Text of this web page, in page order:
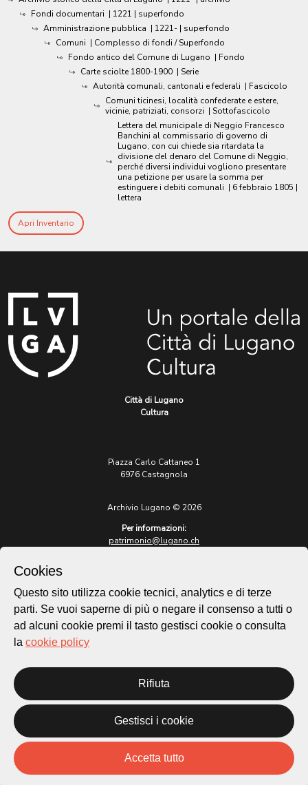
Fondi documentari | 1221 | superfondo
Amministrazione pubblica | 1221- | superfondo
Comuni | Complesso di fondi / Superfondo
Fondo antico del Comune di Lugano | Fondo
Carte sciolte 1800-1900 | Serie
Autorità comunali, cantonali e federali | Fascicolo
Comuni ticinesi, località confederate e estere,
vicinie, patriziati, consorzi | Sottofascicolo
Lettera del municipale di Neggio Francesco
Banchini al commissario di governo di
Lugano, con cui chiede sia ritardata la
divisione del denaro del Comune di Neggio,
perché diversi individui vogliono presentare
una petizione per usare la somma per
estinguere i debiti comunali | 6 febbraio 1805 |
lettera
Apri Inventario
Città di Lugano
Cultura
Piazza Carlo Cattaneo 1
6976 Castagnola
Archivio Lugano © 2026
Per informazioni:
patrimonio@lugano.ch
lugano.ch
Cookie policy
Homepage
Temi
Novità
Progetti
Cookies
Questo sito utilizza cookie tecnici, analytics e di terze
parti. Se vuoi saperne di più o negare il consenso a tutti o
ad alcuni cookie premi il tasto gestisci cookie o consulta
la cookie policy
Rifiuta
Gestisci i cookie
Accetta tutto